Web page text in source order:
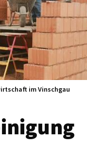
im Vinschgau